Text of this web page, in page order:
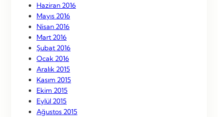
Haziran 2016
Mayıs 2016
Nisan 2016
Mart 2016
Şubat 2016
Ocak 2016
Aralık 2015
Kasım 2015
Ekim 2015
Eylül 2015
Ağustos 2015